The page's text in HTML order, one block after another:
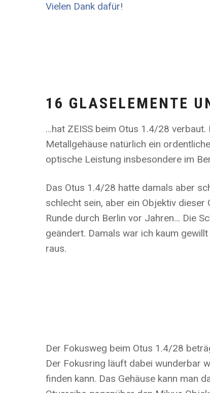
Vielen Dank dafür!
16 GLASELEMENTE
…hat ZEISS beim Otus 1.4/28
Metallgehäuse natürlich ein
optische Leistung insbesondere im
Das Otus 1.4/28 hatte damals aber
schlecht sein, aber ein Objektiv
Runde durch Berlin vor Jahren… Die
geändert. Damals war ich kaum
raus.
Der Fokusweg beim Otus 1.4/28
Der Fokusring läuft dabei wunderbar
finden kann. Das Gehäuse kann man